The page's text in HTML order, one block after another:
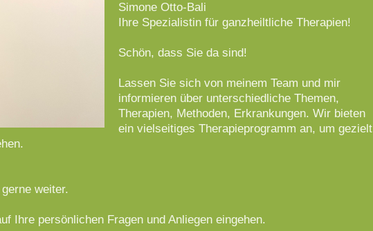
Simone Otto-Bali
Ihre Spezialistin für ganzheiltliche Therapien!
Schön, dass Sie da sind!
Lassen Sie sich von meinem Team und mir
informieren über unterschiedliche Themen,
Therapien, Methoden, Erkrankungen. Wir bieten
ein vielseitiges Therapieprogramm an, um gezielt
weiter.
Ihre persönlichen Fragen und Anliegen eingehen.